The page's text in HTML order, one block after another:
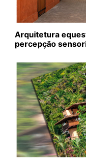
Arquitetura
percepção